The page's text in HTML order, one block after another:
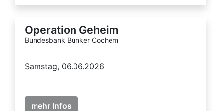
Operation Geheim
Bundesbank Bunker Cochem
Samstag, 06.06.2026
mehr Infos